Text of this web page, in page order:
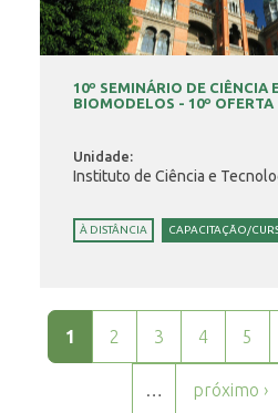
10º SEMINÁRIO DE CIÊNCIA
BIOMODELOS - 10º OFERTA
Unidade:
Instituto de Ciência e
À DISTÂNCIA CAPACITAÇÃO/
Páginas
1 2 3 4 5
… próximo ›